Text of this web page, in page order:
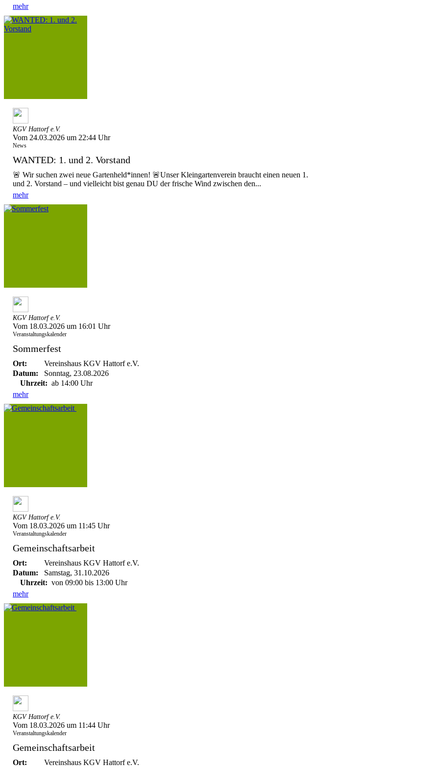
mehr
KGV Hattorf e.V.
Vom 24.03.2026 um 22:44 Uhr
News
WANTED: 1. und 2. Vorstand
🚨 Wir suchen zwei neue Gartenheld*innen! 🚨Unser Kleingartenverein braucht einen neuen 1.
und 2. Vorstand – und vielleicht bist genau DU der frische Wind zwischen den...
mehr
KGV Hattorf e.V.
Vom 18.03.2026 um 16:01 Uhr
Veranstaltungskalender
Sommerfest
Ort:
Vereinshaus KGV Hattorf e.V.
Datum:
Sonntag, 23.08.2026
Uhrzeit: ab 14:00 Uhr
mehr
KGV Hattorf e.V.
Vom 18.03.2026 um 11:45 Uhr
Veranstaltungskalender
Gemeinschaftsarbeit
Ort:
Vereinshaus KGV Hattorf e.V.
Datum:
Samstag, 31.10.2026
Uhrzeit: von 09:00 bis 13:00 Uhr
mehr
KGV Hattorf e.V.
Vom 18.03.2026 um 11:44 Uhr
Veranstaltungskalender
Gemeinschaftsarbeit
Ort: Vereinshaus KGV Hattorf e.V.